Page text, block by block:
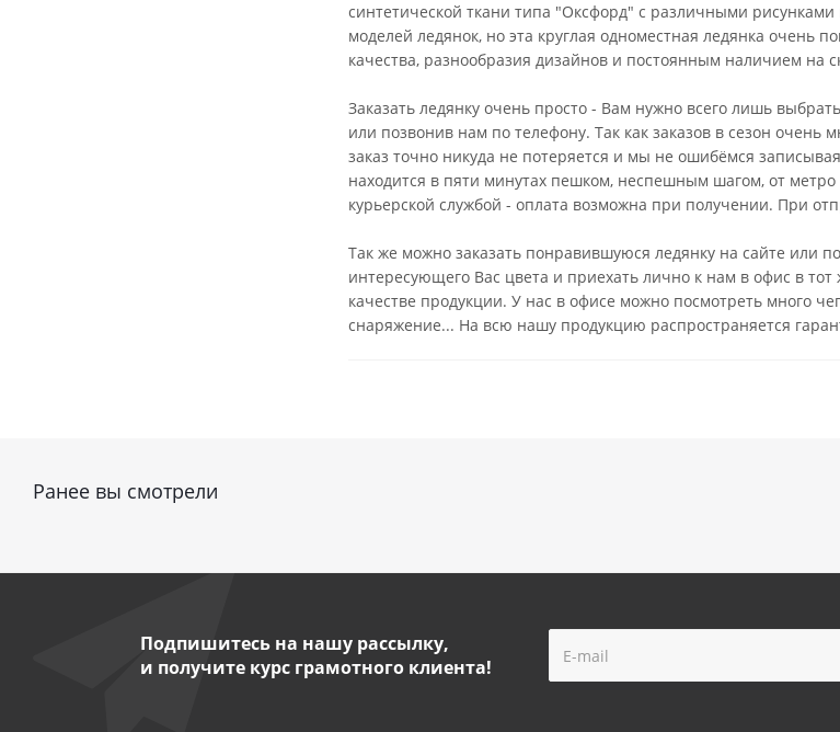
синтетической ткани типа "Оксфорд" с различными
моделей ледянок, но эта круглая одноместная ледянка очень
качества, разнообразия дизайнов и постоянным наличием на
Заказать ледянку очень просто - Вам нужно всего лишь
или позвонив нам по телефону. Так как заказов в сезон
заказ точно никуда не потеряется и мы не ошибёмся
находится в пяти минутах пешком, неспешным шагом, от
курьерской службой - оплата возможна при получении. При
Так же можно заказать понравившуюся ледянку на сайте или
интересующего Вас цвета и приехать лично к нам в офис в
качестве продукции. У нас в офисе можно посмотреть много
снаряжение... На всю нашу продукцию распространяется
Ранее вы смотрели
Подпишитесь на нашу рассылку,
и получите курс грамотного клиента!